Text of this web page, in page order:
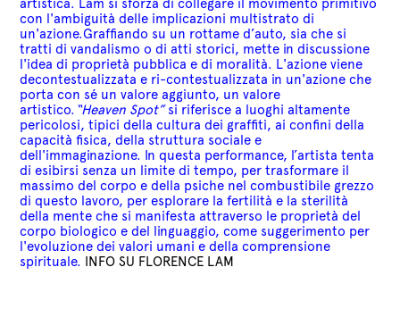
artistica. Lam si sforza di collegare il movimento primitivo
con l'ambiguità delle implicazioni multistrato di
un'azione.Graffiando su un rottame d’auto, sia che si
tratti di vandalismo o di atti storici, mette in discussione
l'idea di proprietà pubblica e di moralità. L'azione viene
decontestualizzata e ri-contestualizzata in un'azione che
porta con sé un valore aggiunto, un valore
artistico. “Heaven Spot”si riferisce a luoghi altamente
pericolosi, tipici della cultura dei graffiti, ai confini della
capacità fisica, della struttura sociale e
dell'immaginazione. In questa performance, l’artista tenta
di esibirsi senza un limite di tempo, per trasformare il
massimo del corpo e della psiche nel combustibile grezzo
di questo lavoro, per esplorare la fertilità e la sterilità
della mente che si manifesta attraverso le proprietà del
corpo biologico e del linguaggio, come suggerimento per
l'evoluzione dei valori umani e della comprensione
spirituale. INFO SU FLORENCE LAM